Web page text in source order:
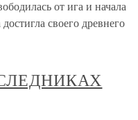
от ига и начала
своего древнего